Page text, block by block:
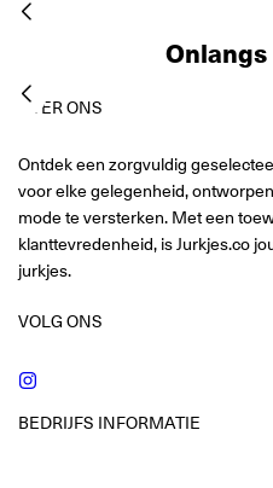
OVER ONS
Ontdek een zorgvuldig
voor elke gelegenheid,
mode te versterken. Met een
klanttevredenheid, is Jurkjes.co
jurkjes.
VOLG ONS
BEDRIJFS INFORMATIE